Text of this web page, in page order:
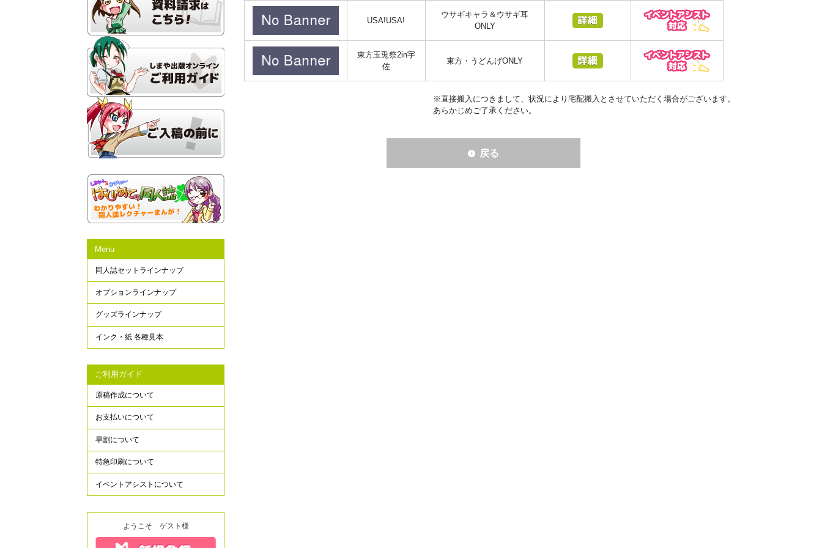
USA!USA!
ウサギキャラ＆ウサギ耳
ONLY
東方玉兎祭2in宇
佐
東方・うどんげONLY
※直接搬入につきまして、状況により宅配搬入とさせていただく場合がございます。
あらかじめご了承ください。
戻る
Menu
同人誌セットラインナップ
オプションラインナップ
グッズラインナップ
インク・紙 各種見本
ご利用ガイド
原稿作成について
お支払いについて
早割について
特急印刷について
イベントアシストについて
ようこそ ゲスト様